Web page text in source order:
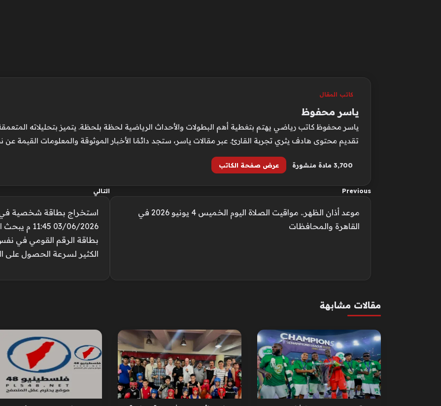
كاتب المقال
ياسر محفوظ
ياسر محفوظ كاتب رياضي يهتم بتغطية أهم البطولات والأحداث الرياضية لحظة بلحظة. يتميز بتحليلاته
تقديم محتوى هادف يثري تجربة القارئ. عبر مقالات ياسر، ستجد دائمًا الأخبار الموثوقة والمعلومات القيمة عن
3٬700 مادة منشورة عرض صفحة الكاتب
Previous
موعد أذان الظهر.. مواقيت الصلاة اليوم الخميس 4 يونيو 2026 في
القاهرة والمحافظات
التالي
03/06/
بطاقة الرقم القومي في
الكثير لسرعة الحصول على
مقالات مشابهة